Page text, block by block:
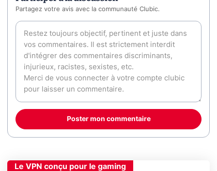
Partagez votre avis avec la communauté Clubic.
Poster mon commentaire
Le VPN conçu pour le gaming